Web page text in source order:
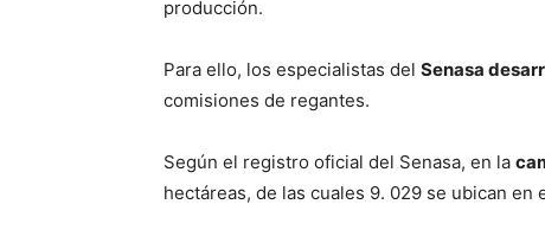
producción.
Para ello, los especialistas del Senasa
comisiones de regantes.
Según el registro oficial del Senasa, en la
hectáreas, de las cuales 9. 029 se ubican